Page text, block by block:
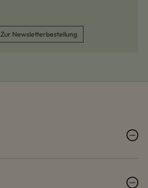
Zur Newsletterbestellung